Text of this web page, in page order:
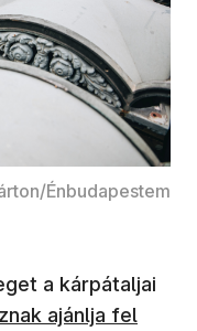
Énbudapestem
a kárpátaljai
ajánlja fel